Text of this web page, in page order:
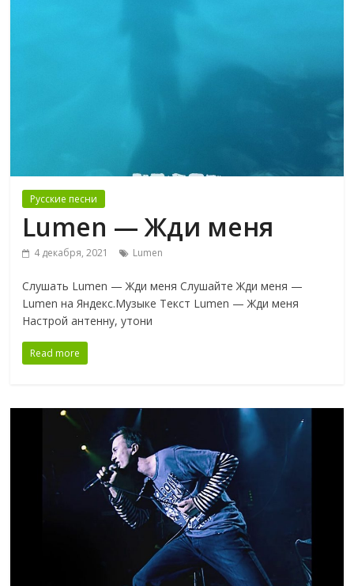
Русские песни
Lumen — Жди меня
4 декабря, 2021 Lumen
Слушать Lumen — Жди меня Слушайте Жди меня —
Lumen на Яндекс.Музыке Текст Lumen — Жди меня
Настрой антенну, утони
Read more